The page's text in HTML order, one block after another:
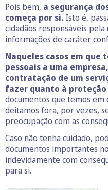
Pois bem, a segurança
começa por si. Isto é,
cidadãos responsáveis pela
informações de caráter
Naqueles casos em que
pessoais a uma
contratação de um
fazer quanto à proteção
documentos que temos em
deitamos fora, por vezes,
preocupação com as
Caso não tenha cuidado,
documentos importantes
indevidamente com
para si.